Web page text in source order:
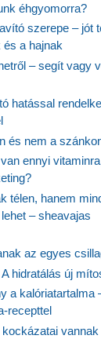
éhgyomorra?
szerepe – jót
a hajnak
– segít vagy
hatással
és nem a
ennyi
télen, hanem
– sheavajas
az egyes
hidratálás új
a kalóriatartalma
recepttel
vannak